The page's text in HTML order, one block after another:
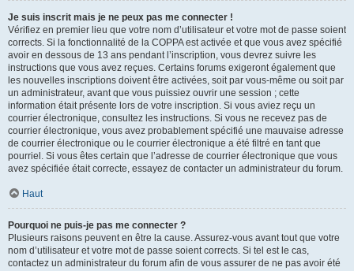
Je suis inscrit mais je ne peux pas me connecter !
Vérifiez en premier lieu que votre nom d’utilisateur et votre mot de passe soient
corrects. Si la fonctionnalité de la COPPA est activée et que vous avez spécifié
avoir en dessous de 13 ans pendant l’inscription, vous devrez suivre les
instructions que vous avez reçues. Certains forums exigeront également que
les nouvelles inscriptions doivent être activées, soit par vous-même ou soit par
un administrateur, avant que vous puissiez ouvrir une session ; cette
information était présente lors de votre inscription. Si vous aviez reçu un
courrier électronique, consultez les instructions. Si vous ne recevez pas de
courrier électronique, vous avez probablement spécifié une mauvaise adresse
de courrier électronique ou le courrier électronique a été filtré en tant que
pourriel. Si vous êtes certain que l’adresse de courrier électronique que vous
avez spécifiée était correcte, essayez de contacter un administrateur du forum.
Haut
Pourquoi ne puis-je pas me connecter ?
Plusieurs raisons peuvent en être la cause. Assurez-vous avant tout que votre
nom d’utilisateur et votre mot de passe soient corrects. Si tel est le cas,
contactez un administrateur du forum afin de vous assurer de ne pas avoir été